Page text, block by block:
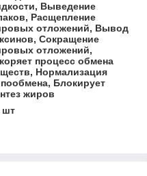
Выведение
Расщепление
отложений, Вывод
Сокращение
отложений,
процесс обмена
Нормализация
Блокирует
жиров
шт